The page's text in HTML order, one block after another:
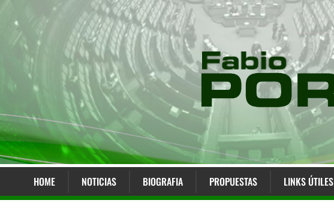
HOME NOTICIAS BIOGRAFIA PROPUESTAS LINKS ÚTILES